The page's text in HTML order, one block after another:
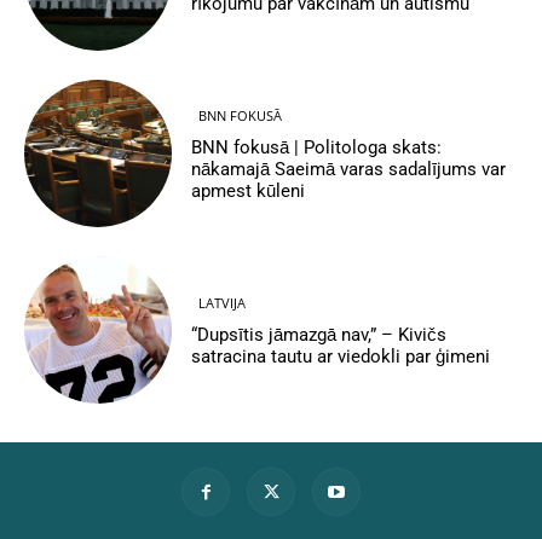
BNN FOKUSĀ
BNN fokusā | Politologa skats:
nākamajā Saeimā varas sadalījums var
apmest kūleni
LATVIJA
“Dupsītis jāmazgā nav,” – Kivičs
satracina tautu ar viedokli par ģimeni